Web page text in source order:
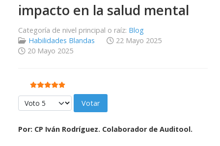
impacto en la salud mental
Categoría de nivel principal o raíz: Blog
Habilidades Blandas
22 Mayo 2025
20 Mayo 2025
Ratio:5/5
Por favor, vote
Por: CP Iván Rodríguez. Colaborador de Auditool.